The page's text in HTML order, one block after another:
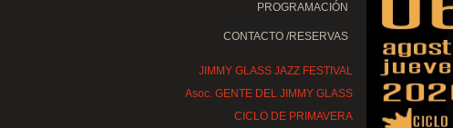
PROGRAMACIÓN
CONTACTO /RESERVAS
JIMMY GLASS JAZZ FESTIVAL
Asoc. GENTE DEL JIMMY GLASS
CICLO DE PRIMAVERA